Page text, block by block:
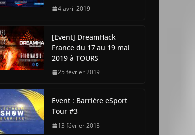
4 avril 2019
[Event] DreamHack
France du 17 au 19 mai
2019 à TOURS
25 février 2019
Event : Barrière eSport
Tour #3
13 février 2018